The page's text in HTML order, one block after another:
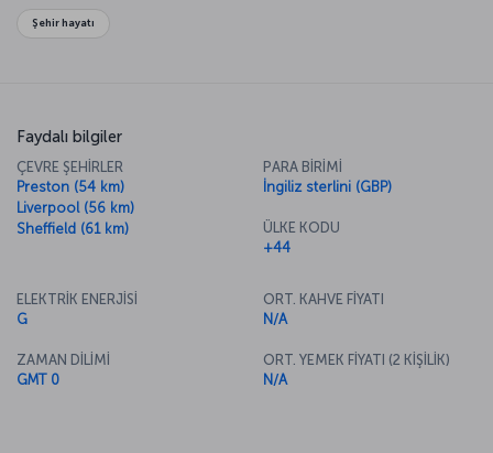
Şehir hayatı
Faydalı bilgiler
ÇEVRE ŞEHİRLER
Preston (54 km)
Liverpool (56 km)
Sheffield (61 km)
PARA BİRİMİ
İngiliz sterlini (GBP)
ÜLKE KODU
+44
ELEKTRİK ENERJİSİ
G
ZAMAN DİLİMİ
GMT 0
ORT. KAHVE FİYATI
N/A
ORT. YEMEK FİYATI (2 KİŞİLİK)
N/A